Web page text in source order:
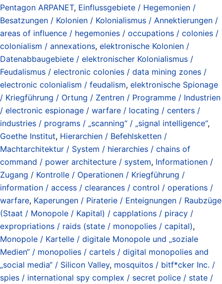
Pentagon ARPANET, Einflussgebiete / Hegemonien /
Besatzungen / Kolonien / Kolonialismus / Annektierungen /
areas of influence / hegemonies / occupations / colonies /
colonialism / annexations, elektronische Kolonien /
Datenabbaugebiete / elektronischer Kolonialismus /
Feudalismus / electronic colonies / data mining zones /
electronic colonialism / feudalism, elektronische Spionage
/ Kriegführung / Ortung / Zentren / Programme / Industrien
/ electronic espionage / warfare / locating / centers /
industries / programs / „scanning“ / „signal intelligence“,
Goethe Institut, Hierarchien / Befehlsketten /
Machtarchitektur / System / hierarchies / chains of
command / power architecture / system, Informationen /
Zugang / Kontrolle / Operationen / Kriegführung /
information / access / clearances / control / operations /
warfare, Kaperungen / Piraterie / Enteignungen / Raubzüge
(Staat / Monopole / Kapital) / capplations / piracy /
expropriations / raids (state / monopolies / capital),
Monopole / Kartelle / digitale Monopole und „soziale
Medien“ / monopolies / cartels / digital monopolies and
„social media“ / Silicon Valley, mosquitos / bitf*cker Inc. /
spies / international spy complex / secret police / state /